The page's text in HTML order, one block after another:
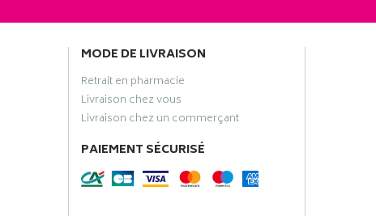
MODE DE LIVRAISON
Retrait en pharmacie
Livraison chez vous
Livraison chez un commerçant
PAIEMENT SÉCURISÉ